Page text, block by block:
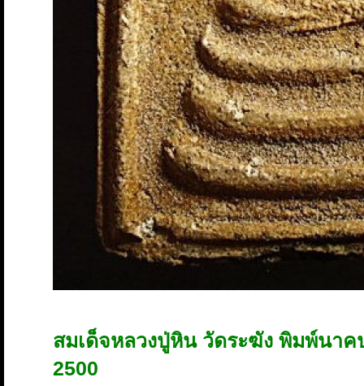
สมเด็จหลวงปู่หิน วัดระฆัง พิมพ์นา
2500